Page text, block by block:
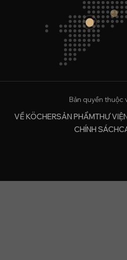
Bản quyền thuộc
VỀ KÖCHERSẢN PHẨMTHƯ
CHÍNH SÁCH